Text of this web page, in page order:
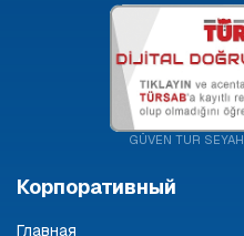
GÜVEN TUR
Корпоративный
Главная